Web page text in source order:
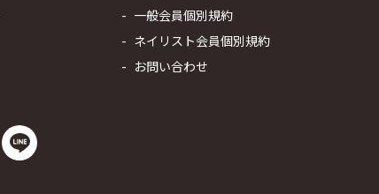
一般会員個別規約
ネイリスト会員個別規約
お問い合わせ